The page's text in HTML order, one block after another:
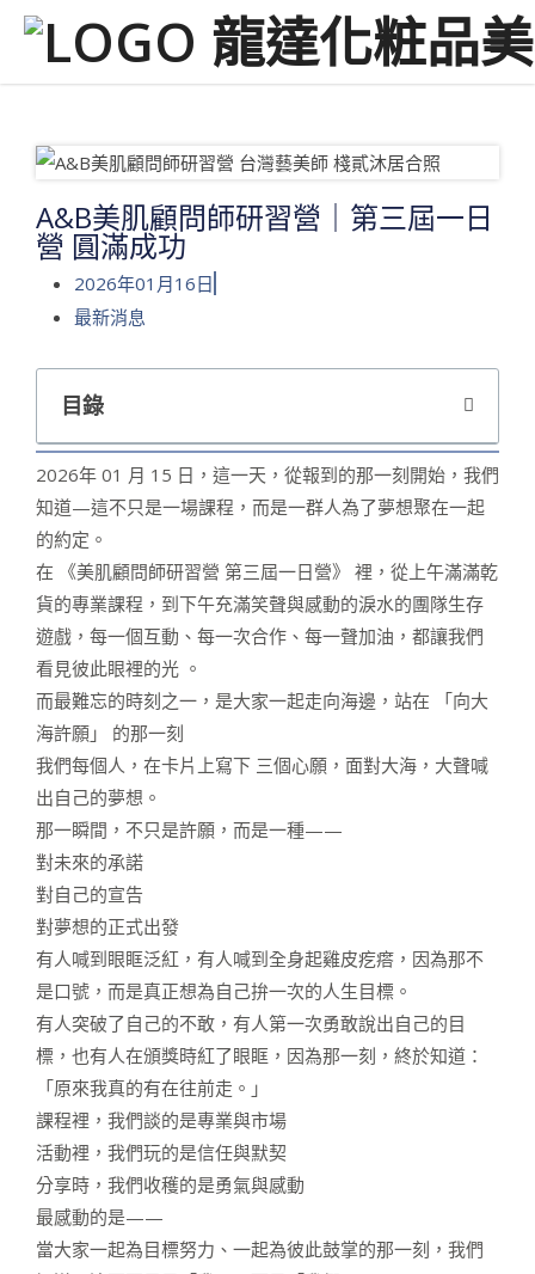
A&B美肌顧問師研習營｜第三屆一日
營 圓滿成功
2026年01月16日
最新消息
目錄
2026年 01 月 15 日，這一天，從報到的那一刻開始，我們
知道—這不只是一場課程，而是一群人為了夢想聚在一起
的約定。
在 《美肌顧問師研習營 第三屆一日營》 裡，從上午滿滿乾
貨的專業課程，到下午充滿笑聲與感動的淚水的團隊生存
遊戲，每一個互動、每一次合作、每一聲加油，都讓我們
看見彼此眼裡的光 。
而最難忘的時刻之一，是大家一起走向海邊，站在 「向大
海許願」 的那一刻
我們每個人，在卡片上寫下 三個心願，面對大海，大聲喊
出自己的夢想。
那一瞬間，不只是許願，而是一種——
對未來的承諾
對自己的宣告
對夢想的正式出發
有人喊到眼眶泛紅，有人喊到全身起雞皮疙瘩，因為那不
是口號，而是真正想為自己拚一次的人生目標。
有人突破了自己的不敢，有人第一次勇敢說出自己的目
標，也有人在頒獎時紅了眼眶，因為那一刻，終於知道：
「原來我真的有在往前走。」
課程裡，我們談的是專業與市場
活動裡，我們玩的是信任與默契
分享時，我們收穫的是勇氣與感動
最感動的是——
當大家一起為目標努力、一起為彼此鼓掌的那一刻，我們